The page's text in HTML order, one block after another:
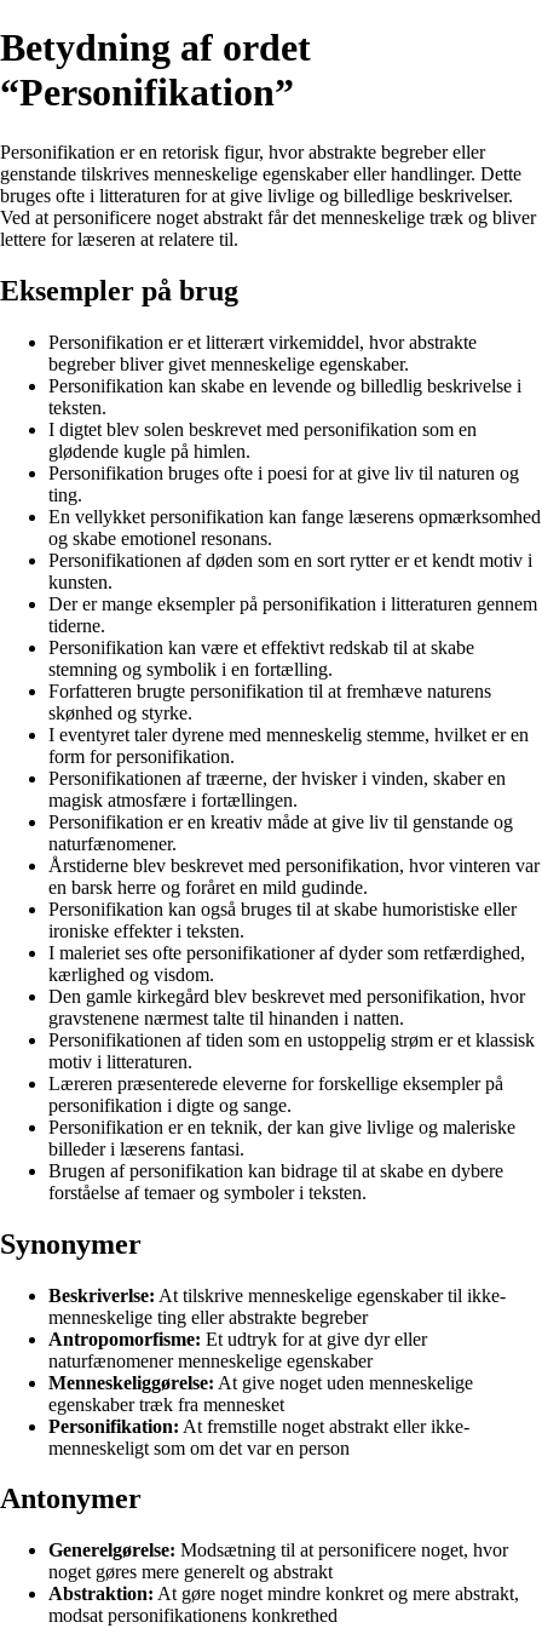
Betydning af ordet
“Personifikation”
Personifikation er en retorisk figur, hvor abstrakte begreber eller
genstande tilskrives menneskelige egenskaber eller handlinger. Dette
bruges ofte i litteraturen for at give livlige og billedlige beskrivelser.
Ved at personificere noget abstrakt får det menneskelige træk og bliver
lettere for læseren at relatere til.
Eksempler på brug
Personifikation er et litterært virkemiddel, hvor abstrakte
begreber bliver givet menneskelige egenskaber.
Personifikation kan skabe en levende og billedlig beskrivelse i
teksten.
I digtet blev solen beskrevet med personifikation som en
glødende kugle på himlen.
Personifikation bruges ofte i poesi for at give liv til naturen og
ting.
En vellykket personifikation kan fange læserens opmærksomhed
og skabe emotionel resonans.
Personifikationen af døden som en sort rytter er et kendt motiv i
kunsten.
Der er mange eksempler på personifikation i litteraturen gennem
tiderne.
Personifikation kan være et effektivt redskab til at skabe
stemning og symbolik i en fortælling.
Forfatteren brugte personifikation til at fremhæve naturens
skønhed og styrke.
I eventyret taler dyrene med menneskelig stemme, hvilket er en
form for personifikation.
Personifikationen af træerne, der hvisker i vinden, skaber en
magisk atmosfære i fortællingen.
Personifikation er en kreativ måde at give liv til genstande og
naturfænomener.
Årstiderne blev beskrevet med personifikation, hvor vinteren var
en barsk herre og foråret en mild gudinde.
Personifikation kan også bruges til at skabe humoristiske eller
ironiske effekter i teksten.
I maleriet ses ofte personifikationer af dyder som retfærdighed,
kærlighed og visdom.
Den gamle kirkegård blev beskrevet med personifikation, hvor
gravstenene nærmest talte til hinanden i natten.
Personifikationen af tiden som en ustoppelig strøm er et klassisk
motiv i litteraturen.
Læreren præsenterede eleverne for forskellige eksempler på
personifikation i digte og sange.
Personifikation er en teknik, der kan give livlige og maleriske
billeder i læserens fantasi.
Brugen af personifikation kan bidrage til at skabe en dybere
forståelse af temaer og symboler i teksten.
Synonymer
Beskriverlse: At tilskrive menneskelige egenskaber til ikke-
menneskelige ting eller abstrakte begreber
Antropomorfisme: Et udtryk for at give dyr eller
naturfænomener menneskelige egenskaber
Menneskeliggørelse: At give noget uden menneskelige
egenskaber træk fra mennesket
Personifikation: At fremstille noget abstrakt eller ikke-
menneskeligt som om det var en person
Antonymer
Generelgørelse: Modsætning til at personificere noget, hvor
noget gøres mere generelt og abstrakt
Abstraktion: At gøre noget mindre konkret og mere abstrakt,
modsat personifikationens konkrethed